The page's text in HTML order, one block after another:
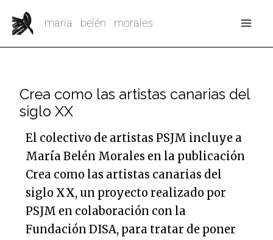
contenido
maría belén morales
Crea como las artistas canarias del
siglo XX
El colectivo de artistas PSJM incluye a
María Belén Morales en la publicación
Crea como las artistas canarias del
siglo XX, un proyecto realizado por
PSJM en colaboración con la
Fundación DISA, para tratar de poner